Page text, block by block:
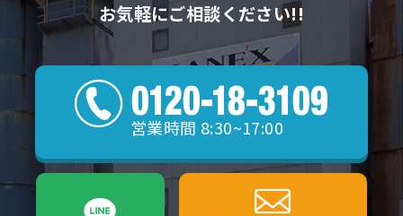
お気軽にご相談ください!!
営業時間 8:30~17:00